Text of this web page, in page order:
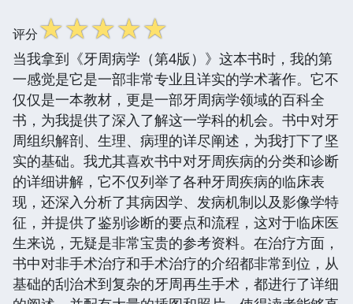
评分☆☆☆☆☆
当我拿到《牙周病学（第4版）》这本书时，我的第
一感觉是它是一部非常专业且详实的学术著作。它不
仅仅是一本教材，更是一部牙周病学领域的百科全
书，为我提供了深入了解这一学科的机会。书中对牙
周组织解剖、生理、病理的详尽阐述，为我打下了坚
实的基础。我尤其喜欢书中对牙周疾病的分类和诊断
的详细讲解，它不仅列举了各种牙周疾病的临床表
现，还深入分析了其病因学、发病机制以及影像学特
征，并提供了鉴别诊断的要点和流程，这对于临床医
生来说，无疑是非常宝贵的参考资料。在治疗方面，
书中对非手术治疗和手术治疗的介绍都非常到位，从
基础的刮治术到复杂的牙周再生手术，都进行了详细